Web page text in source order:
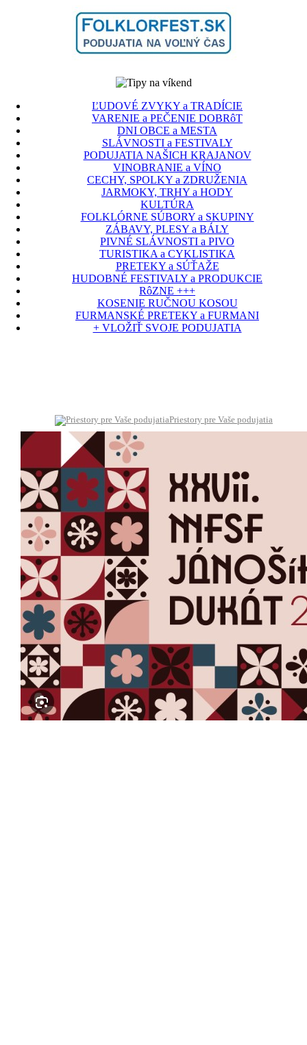
ĽUDOVÉ ZVYKY a TRADÍCIE
VARENIE a PEČENIE DOBRôT
DNI OBCE a MESTA
SLÁVNOSTI a FESTIVALY
PODUJATIA NAŠICH KRAJANOV
VINOBRANIE a VÍNO
CECHY, SPOLKY a ZDRUŽENIA
JARMOKY, TRHY a HODY
KULTÚRA
FOLKLÓRNE SÚBORY a SKUPINY
ZÁBAVY, PLESY a BÁLY
PIVNÉ SLÁVNOSTI a PIVO
TURISTIKA a CYKLISTIKA
PRETEKY a SÚŤAŽE
HUDOBNÉ FESTIVALY a PRODUKCIE
RôZNE +++
KOSENIE RUČNOU KOSOU
FURMANSKÉ PRETEKY a FURMANI
+ VLOŽIŤ SVOJE PODUJATIA
Priestory pre Vaše podujatia